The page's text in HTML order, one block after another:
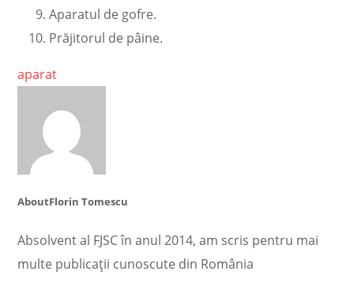
Aparatul de gofre.
Prăjitorul de pâine.
aparat
AboutFlorin Tomescu
Absolvent al FJSC în anul 2014, am scris pentru mai
multe publicații cunoscute din România